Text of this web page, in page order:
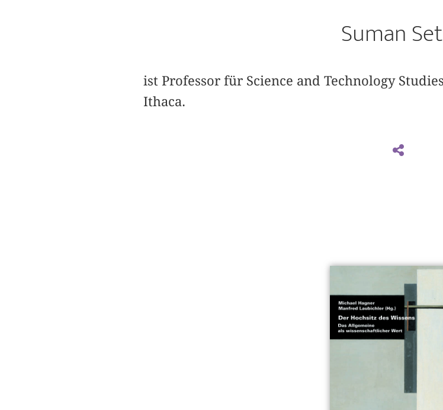
Suman
ist Professor für Science and Technology
Ithaca.